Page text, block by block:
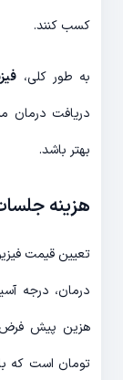
کسب کنند.
به طور کلی،
دریافت درمان
بهتر باشد.
هزینه
تعیین قیمت
درمان، درجه
تومان است که